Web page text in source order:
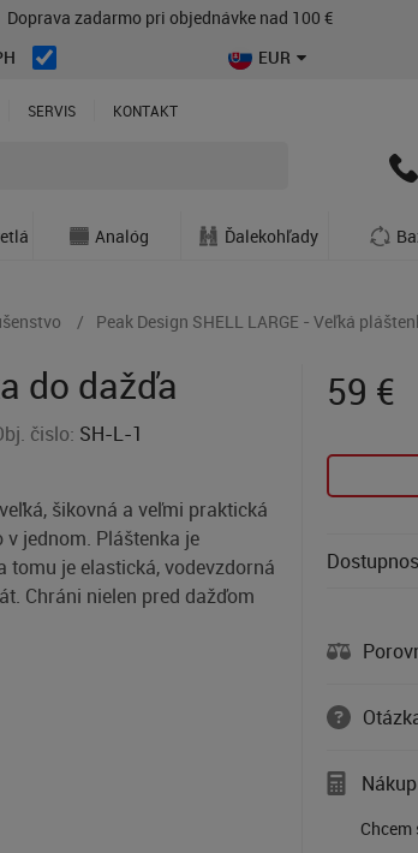
Doprava zadarmo pri objednávke nad 100 €
EUR
SERVIS KONTAKT
Analóg Ďalekohľady
Peak Design SHELL LARGE - Veľká
do dažďa
čislo: SH-L-1
šikovná a veľmi praktická
jednom. Pláštenka je
tomu je elastická, vodevzdorná
Chráni nielen pred dažďom
59 €